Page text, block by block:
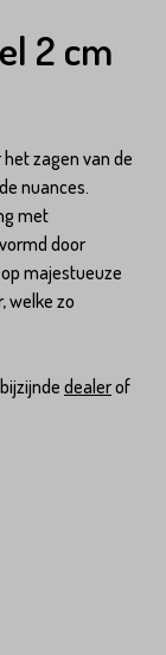
2 cm
zagen van de
nuances.
met
door
majestueuze
welke zo
dealerof